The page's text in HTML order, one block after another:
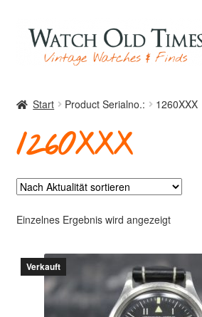
Zur
Navigation
springen
Zum
Inhalt
springen
Uhren
Archiv
Start Product Serialno.: 1260XXX
1260XXX
Einzelnes Ergebnis wird angezeigt
Verkauft